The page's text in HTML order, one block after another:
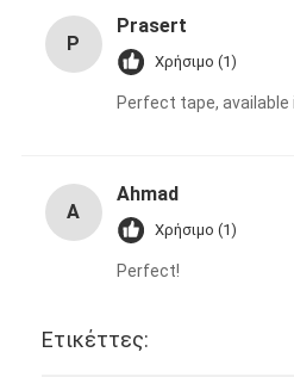
P
Prasert
Χρήσιμο (1)
Perfect tape,
A
Ahmad
Χρήσιμο (1)
Perfect!
Ετικέττες: